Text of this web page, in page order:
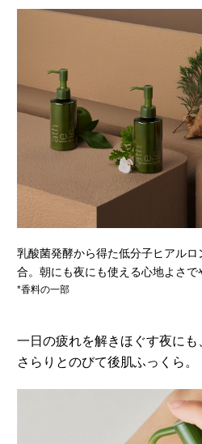
乳酸菌発酵から得た低分子ヒアル
合。朝にも夜にも使える心地よさで
*香料の一部
一日の疲れを解きほぐす夜にも
さらりとのびて後肌ふっくら。